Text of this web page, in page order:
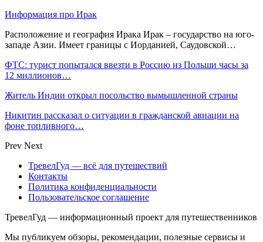
Информация про Ирак
Расположение и география Ирака Ирак – государство на юго-
западе Азии. Имеет границы с Иорданией, Саудовской…
ФТС: турист попытался ввезти в Россию из Польши часы за
12 миллионов…
Житель Индии открыл посольство вымышленной страны
Никитин рассказал о ситуации в гражданской авиации на
фоне топливного…
Prev Next
ТревелГуд — всё для путешествий
Контакты
Политика конфиденциальности
Пользовательское соглашение
ТревелГуд — информационный проект для путешественников
Мы публикуем обзоры, рекомендации, полезные сервисы и